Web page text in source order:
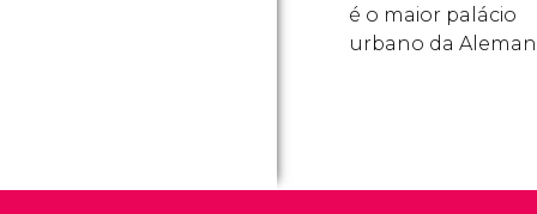
é o maior palácio
urbano da